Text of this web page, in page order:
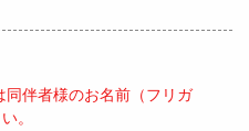
伴者様のお名前（フリガ
。